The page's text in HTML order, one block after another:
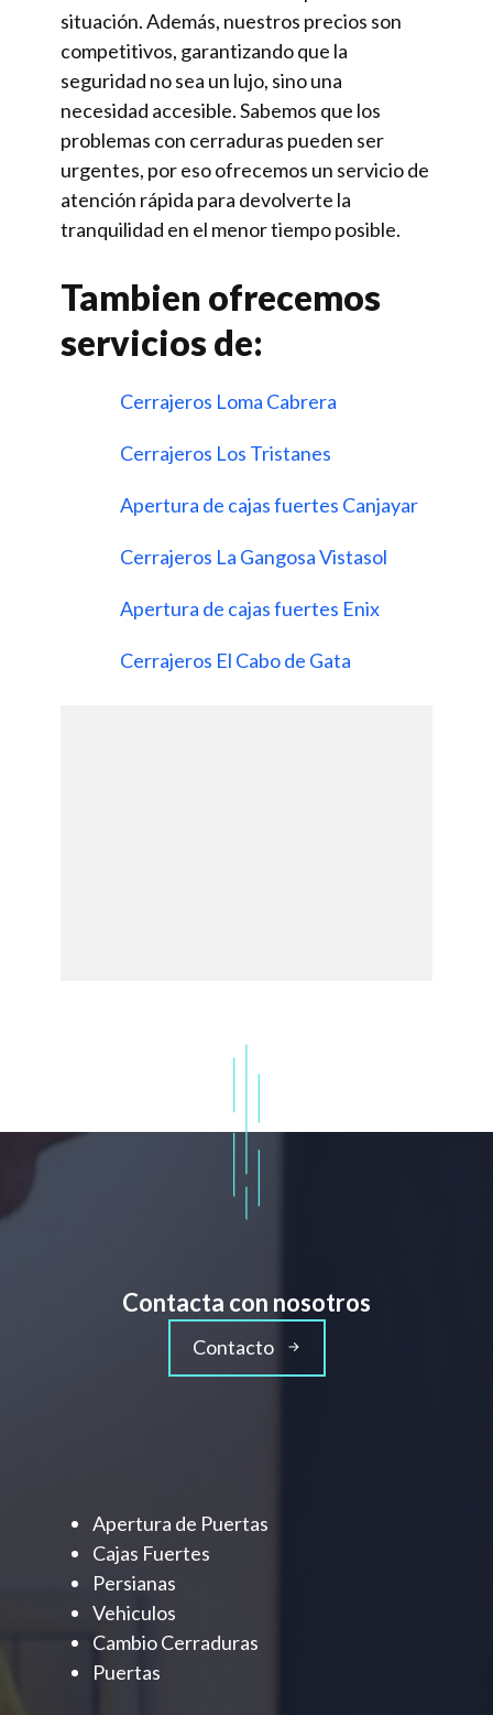
situación. Además, nuestros precios son
competitivos, garantizando que la
seguridad no sea un lujo, sino una
necesidad accesible. Sabemos que los
problemas con cerraduras pueden ser
urgentes, por eso ofrecemos un servicio de
atención rápida para devolverte la
tranquilidad en el menor tiempo posible.
Tambien ofrecemos
servicios de:
Cerrajeros Loma Cabrera
Cerrajeros Los Tristanes
Apertura de cajas fuertes Canjayar
Cerrajeros La Gangosa Vistasol
Apertura de cajas fuertes Enix
Cerrajeros El Cabo de Gata
Contacta con nosotros
Contacto
Apertura de Puertas
Cajas Fuertes
Persianas
Vehiculos
Cambio Cerraduras
Puertas